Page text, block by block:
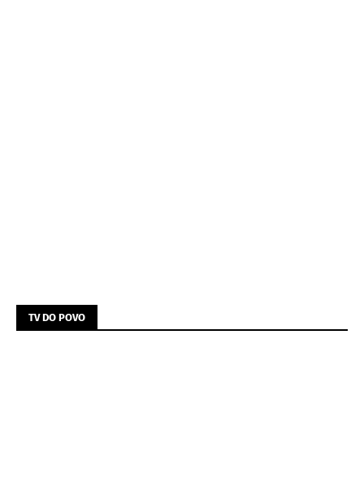
TV DO POVO